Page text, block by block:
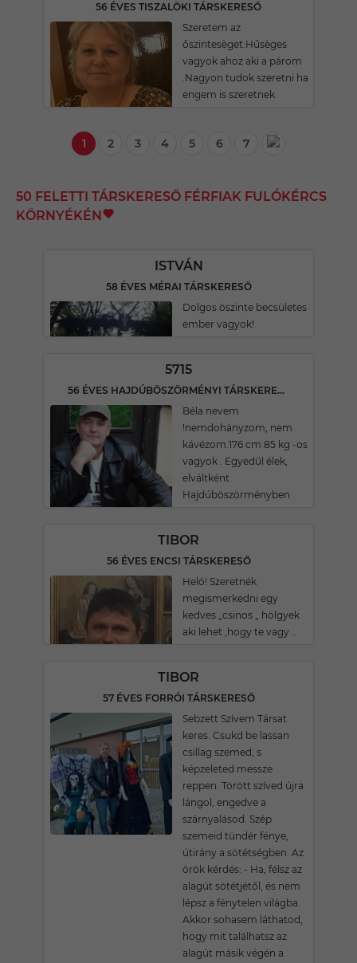
56 ÉVES TISZALÖKI TÁRSKERESŐ
Szeretem az
őszintesèget.Hűsèges
vagyok ahoz aki a párom
.Nagyon tudok szeretni ha
engem is szeretnek.
1 2 3 4 5 6 7
50 FELETTI TÁRSKERESŐ FÉRFIAK FULÓKÉRCS
KÖRNYÉKÉN
ISTVÁN
58 ÉVES MÉRAI TÁRSKERESŐ
Dolgos öszinte becsületes
ember vagyok!
5715
56 ÉVES HAJDÚBÖSZÖRMÉNYI TÁRSKERESŐ
Béla nevem
!nemdohányzom, nem
kávézom.176 cm 85 kg -os
vagyok . Egyedűl élek,
elváltként
Hajdúböszörményben
TIBOR
56 ÉVES ENCSI TÁRSKERESŐ
Heló! Szeretnék
megismerkedni egy
kedves „csinos „ hölgyek
aki lehet ,hogy te vagy ..
TIBOR
57 ÉVES FORRÓI TÁRSKERESŐ
Sebzett Szívem Társat
keres. Csukd be lassan
csillag szemed, s
képzeleted messze
reppen. Törött szíved újra
lángol, engedve a
szárnyalásod. Szép
szemeid tündér fénye,
útirány a sötétségben. Az
örök kérdés: - Ha, félsz az
alagút sötétjétől, és nem
lépsz a fénytelen világba.
Akkor sohasem láthatod,
hogy mit találhatsz az
alagút másik végén a